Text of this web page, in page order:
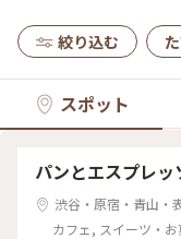
絞り込む
スポット
パンとエスプレッ
渋谷・原宿・青山・
カフェ, スイーツ・